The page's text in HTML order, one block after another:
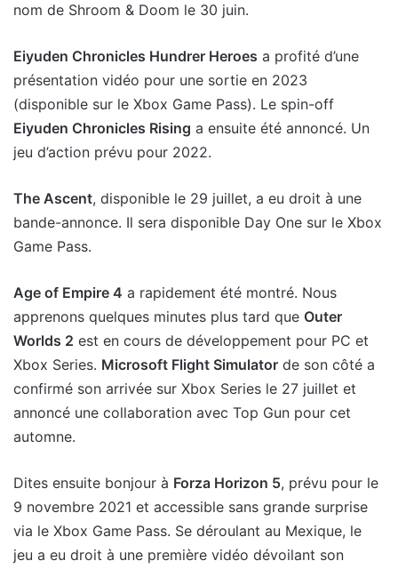
nom de Shroom & Doom le 30 juin.
Eiyuden Chronicles Hundrer Heroes a profité d’une
présentation vidéo pour une sortie en 2023
(disponible sur le Xbox Game Pass). Le spin-off
Eiyuden Chronicles Rising a ensuite été annoncé. Un
jeu d’action prévu pour 2022.
The Ascent, disponible le 29 juillet, a eu droit à une
bande-annonce. Il sera disponible Day One sur le Xbox
Game Pass.
Age of Empire 4 a rapidement été montré. Nous
apprenons quelques minutes plus tard que Outer
Worlds 2 est en cours de développement pour PC et
Xbox Series. Microsoft Flight Simulator de son côté a
confirmé son arrivée sur Xbox Series le 27 juillet et
annoncé une collaboration avec Top Gun pour cet
automne.
Dites ensuite bonjour à Forza Horizon 5, prévu pour le
9 novembre 2021 et accessible sans grande surprise
via le Xbox Game Pass. Se déroulant au Mexique, le
jeu a eu droit à une première vidéo dévoilant son